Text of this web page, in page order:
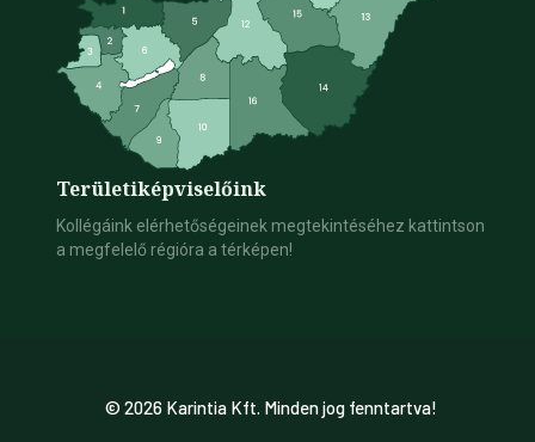
Területiképviselőink
Kollégáink elérhetőségeinek megtekintéséhez kattintson
a megfelelő régióra a térképen!
© 2026 Karintia Kft. Minden jog fenntartva!